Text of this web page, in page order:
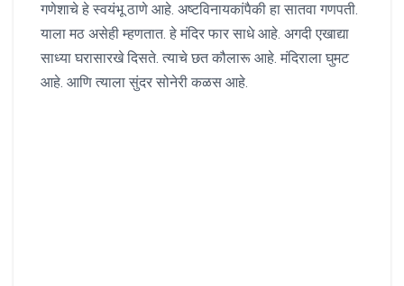
गणेशाचे हे स्वयंभू ठाणे आहे. अष्टविनायकांपैकी हा सातवा गणपती.
याला मठ असेही म्हणतात. हे मंदिर फार साधे आहे. अगदी एखाद्या
साध्या घरासारखे दिसते. त्याचे छत कौलारू आहे. मंदिराला घुमट
आहे. आणि त्याला सुंदर सोनेरी कळस आहे.